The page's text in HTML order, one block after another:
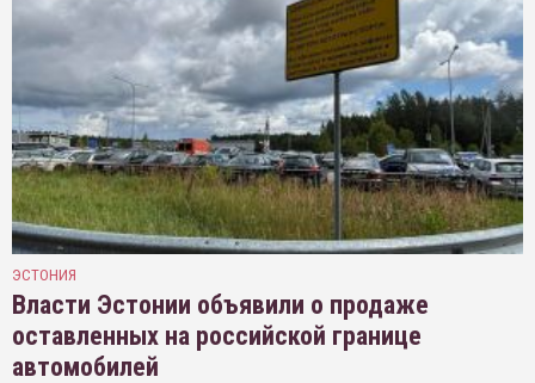
ЭСТОНИЯ
Власти Эстонии объявили о продаже
оставленных на российской границе
автомобилей